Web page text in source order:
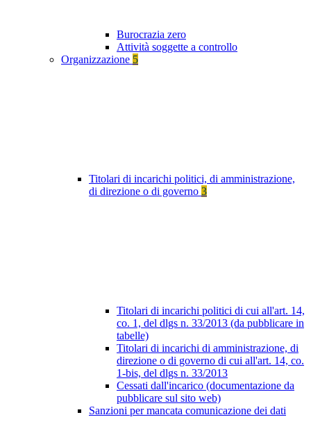
Burocrazia zero
Attività soggette a controllo
Organizzazione 5
Titolari di incarichi politici, di amministrazione,
di direzione o di governo 3
Titolari di incarichi politici di cui all'art. 14,
co. 1, del dlgs n. 33/2013 (da pubblicare in
tabelle)
Titolari di incarichi di amministrazione, di
direzione o di governo di cui all'art. 14, co.
1-bis, del dlgs n. 33/2013
Cessati dall'incarico (documentazione da
pubblicare sul sito web)
Sanzioni per mancata comunicazione dei dati